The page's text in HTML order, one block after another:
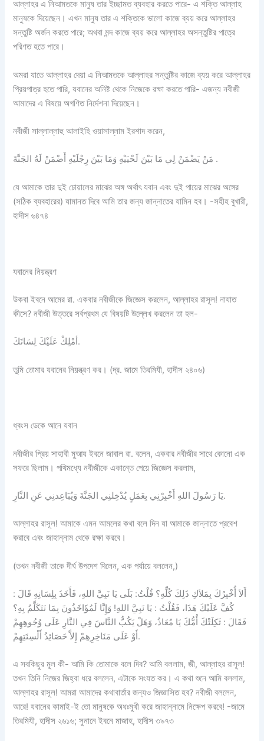
আল্লাহর এ নিআমতকে মানুষ তার ইচ্ছামত ব্যবহার করতে পারে- এ শক্তি আল্লাহ
মানুষকে দিয়েছেন। এখন মানুষ তার এ শক্তিকে ভালো কাজে ব্যয় করে আল্লাহর
সন্তুষ্টি অর্জন করতে পারে; অথবা মন্দ কাজে ব্যয় করে আল্লাহর অসন্তুষ্টির পাত্রে
পরিণত হতে পারে।
অমরা যাতে আল্লাহর দেয়া এ নিআমতকে আল্লাহর সন্তুষ্টির কাজে ব্যয় করে আল্লাহর
প্রিয়পাত্র হতে পারি, যবানের অনিষ্ট থেকে নিজেকে রক্ষা করতে পারি- এজন্য নবীজী
আমাদের এ বিষয়ে অগণিত নির্দেশনা দিয়েছেন।
নবীজী সাল্লাল্লাহু আলাইহি ওয়াসাল্লাম ইরশাদ করেন,
مَنْ يَضْمَنْ لِي مَا بَيْنَ لَحْيَيْهِ وَمَا بَيْنَ رِجْلَيْهِ أَضْمَنْ لَهُ الجَنَّةَ .
যে আমাকে তার দুই চোয়ালের মাঝের অঙ্গ অর্থাৎ যবান এবং দুই পায়ের মাঝের অঙ্গের
(সঠিক ব্যবহারের) যামানত দিবে আমি তার জন্য জান্নাতের যামিন হব। -সহীহ বুখারী,
হাদীস ৬৪৭৪
যবানের নিয়ন্ত্রণ
উকবা ইবনে আমের রা. একবার নবীজীকে জিজ্ঞেস করলেন, আল্লাহর রাসূল! নাযাত
কীসে? নবীজী উত্তরে সর্বপ্রথম যে বিষয়টি উল্লেখ করলেন তা হল-
أمْلِكْ عَلَيْكَ لِسَانَكَ.
তুমি তোমার যবানের নিয়ন্ত্রণ কর। (দ্র. জামে তিরমিযী, হাদীস ২৪০৬)
ধ্বংস ডেকে আনে যবান
নবীজীর প্রিয় সাহাবী মুআয ইবনে জাবাল রা. বলেন, একবার নবীজীর সাথে কোনো এক
সফরে ছিলাম। পথিমধ্যে নবীজীকে একান্তে পেয়ে জিজ্ঞেস করলাম,
يَا رَسُولَ اللهِ أَخْبِرْنِي بِعَمَلٍ يُدْخِلنِي الجَنَّةَ وَيُبَاعِدنِي عَنِ النَّارِ.
আল্লাহর রাসূল! আমাকে এমন আমলের কথা বলে দিন যা আমাকে জান্নাতে প্রবেশ
করাবে এবং জাহান্নাম থেকে রক্ষা করবে।
(তখন নবীজী তাকে দীর্ঘ উপদেশ দিলেন, এক পর্যায়ে বললেন,)
أَلاَ أُخْبِرُكَ بِمَلاَكِ ذَلِكَ كُلِّهِ؟ قُلْتُ: بَلَى يَا نَبِيَّ اللهِ، فَأَخَذَ بِلِسَانِهِ قَالَ :
كُفَّ عَلَيْكَ هَذَا، فَقُلْتُ : يَا نَبِيَّ اللهِ! وَإِنَّا لَمُؤَاخَذُونَ بِمَا نَتَكَلَّمُ بِهِ؟
فَقَالَ : ثَكِلَتْكَ أُمُّكَ يَا مُعَاذُ، وَهَلْ يَكُبُّ النَّاسَ فِي النَّارِ عَلَى وُجُوهِهِمْ
أَوْ عَلَى مَنَاخِرِهِمْ إِلاَّ حَصَائِدُ أَلْسِنَتِهِمْ.
এ সবকিছুর মূল কী- আমি কি তোমাকে বলে দিব? আমি বললাম, জী, আল্লাহর রাসূল!
তখন তিনি নিজের জিহ্বা ধরে বললেন, এটাকে সংযত কর। এ কথা শুনে আমি বললাম,
আল্লাহর রাসূল! আমরা আমাদের কথাবার্তার জন্যও জিজ্ঞাসিত হব? নবীজী বললেন,
আরে! যবানের কামাই-ই তো মানুষকে অধঃমুখী করে জাহান্নামে নিক্ষেপ করবে! -জামে
তিরমিযী, হাদীস ২৬১৬; সুনানে ইবনে মাজাহ, হাদীস ৩৯৭৩